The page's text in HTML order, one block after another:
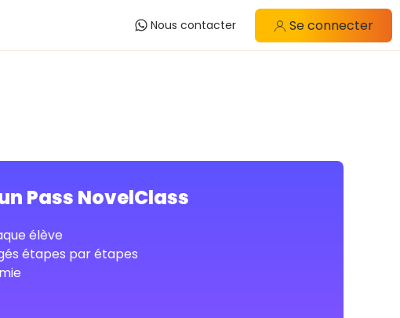
Nous contacter Se connecter
Pass NovelClass
élève
étapes par étapes